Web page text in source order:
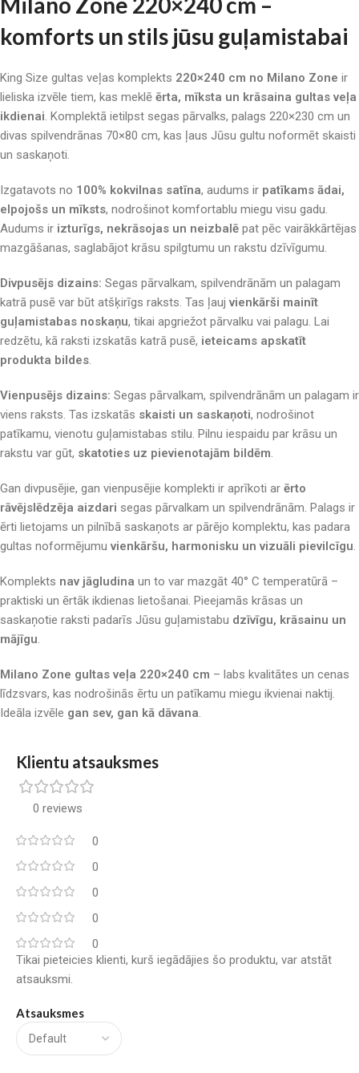
komforts un stils jūsu guļamistabai
King Size gultas veļas komplekts 220×240 cm no Milano Zone ir
lieliska izvēle tiem, kas meklē ērta, mīksta un krāsaina gultas veļa
ikdienai. Komplektā ietilpst segas pārvalks, palags 220×230 cm un
divas spilvendrānas 70×80 cm, kas ļaus Jūsu gultu noformēt skaisti
un saskaņoti.
Izgatavots no 100% kokvilnas satīna, audums ir patīkams ādai,
elpojošs un mīksts, nodrošinot komfortablu miegu visu gadu.
Audums ir izturīgs, nekrāsojas un neizbalē pat pēc vairākkārtējas
mazgāšanas, saglabājot krāsu spilgtumu un rakstu dzīvīgumu.
Divpusējs dizains: Segas pārvalkam, spilvendrānām un palagam
katrā pusē var būt atšķirīgs raksts. Tas ļauj vienkārši mainīt
guļamistabas noskaņu, tikai apgriežot pārvalku vai palagu. Lai
redzētu, kā raksti izskatās katrā pusē, ieteicams apskatīt
produkta bildes.
Vienpusējs dizains: Segas pārvalkam, spilvendrānām un palagam ir
viens raksts. Tas izskatās skaisti un saskaņoti, nodrošinot
patīkamu, vienotu guļamistabas stilu. Pilnu iespaidu par krāsu un
rakstu var gūt, skatoties uz pievienotajām bildēm.
Gan divpusējie, gan vienpusējie komplekti ir aprīkoti ar ērto
rāvējslēdzēja aizdari segas pārvalkam un spilvendrānām. Palags ir
ērti lietojams un pilnībā saskaņots ar pārējo komplektu, kas padara
gultas noformējumu vienkāršu, harmonisku un vizuāli pievilcīgu.
Komplekts nav jāgludina un to var mazgāt 40° C temperatūrā –
praktiski un ērtāk ikdienas lietošanai. Pieejamās krāsas un
saskaņotie raksti padarīs Jūsu guļamistabu dzīvīgu, krāsainu un
mājīgu.
Milano Zone gultas veļa 220×240 cm – labs kvalitātes un cenas
līdzsvars, kas nodrošinās ērtu un patīkamu miegu ikvienai naktij.
Ideāla izvēle gan sev, gan kā dāvana.
Klientu atsauksmes
0 reviews
0
0
0
0
0
Atsauksmes
Tikai pieteicies klienti, kurš iegādājies šo produktu, var atstāt
atsauksmi.